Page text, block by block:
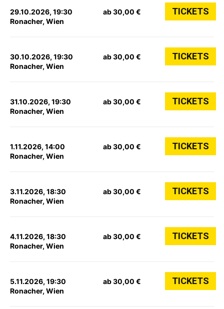
29.10.2026, 19:30
Ronacher, Wien
ab 30,00 € TICKETS
30.10.2026, 19:30
Ronacher, Wien
ab 30,00 € TICKETS
31.10.2026, 19:30
Ronacher, Wien
ab 30,00 € TICKETS
1.11.2026, 14:00
Ronacher, Wien
ab 30,00 € TICKETS
3.11.2026, 18:30
Ronacher, Wien
ab 30,00 € TICKETS
4.11.2026, 18:30
Ronacher, Wien
ab 30,00 € TICKETS
5.11.2026, 19:30
Ronacher, Wien
ab 30,00 € TICKETS